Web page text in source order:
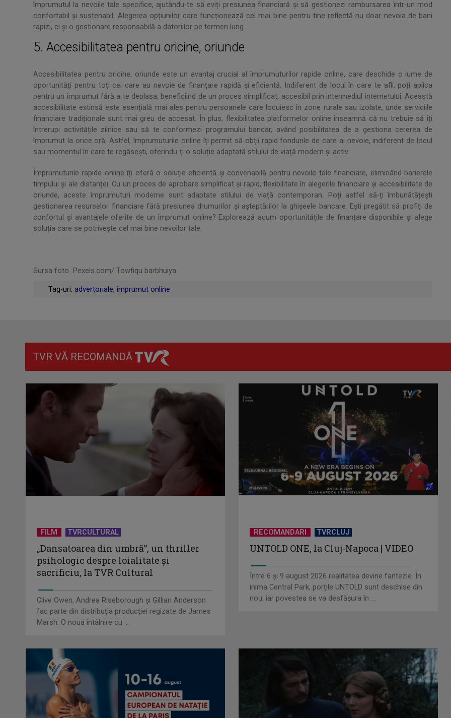
împrumutul la nevoile tale specifice, ajutându-te să eviți presiunea financiară și să gestionezi rambursarea într-un mod
confortabil și sustenabil. Alegerea opțiunilor care funcționează cel mai bine pentru tine reflectă nu doar nevoia de bani
rapizi, ci și o gestionare responsabilă a datoriilor pe termen lung.
5. Accesibilitatea pentru oricine, oriunde
Accesibilitatea pentru oricine, oriunde este un avantaj crucial al împrumuturilor rapide online, care deschide o lume de
oportunități pentru toți cei care au nevoie de finanțare rapidă și eficientă. Indiferent de locul în care te afli, poți aplica
pentru un împrumut fără a te deplasa, beneficiind de un proces simplificat, accesibil prin intermediul internetului. Această
accesibilitate extinsă este esențială mai ales pentru persoanele care locuiesc în zone rurale sau izolate, unde serviciile
financiare tradiționale sunt mai greu de accesat. În plus, flexibilitatea platformelor online înseamnă că nu trebuie să îți
întrerupi activitățile zilnice sau să te conformezi programului bancar, având posibilitatea de a gestiona cererea de
împrumut la orice oră. Astfel, împrumuturile online îți permit să obții rapid fondurile de care ai nevoie, indiferent de locul
sau momentul în care te regăsești, oferindu-ți o soluție adaptată stilului de viață modern și activ.
Împrumuturile rapide online îți oferă o soluție eficientă și convenabilă pentru nevoile tale financiare, eliminând barierele
timpului și ale distanței. Cu un proces de aprobare simplificat și rapid, flexibilitate în alegerile financiare și accesibilitate de
oriunde, aceste împrumuturi moderne sunt adaptate stilului de viață contemporan. Poți astfel să-ți îmbunătățești
gestionarea resurselor financiare fără presiunea drumurilor și așteptărilor la ghișeele bancare. Ești pregătit să profiți de
confortul și avantajele oferite de un împrumut online? Explorează acum oportunitățile de finanțare disponibile și alege
soluția care se potrivește cel mai bine nevoilor tale.
Sursa foto Pexels.com/ Towfiqu barbhuiya
Tag-uri: advertoriale,împrumut online
TVR VĂ RECOMANDĂ
FILM TVRCULTURAL
„Dansatoarea din umbră”, un thriller
psihologic despre loialitate și
sacrificiu, la TVR Cultural
Clive Owen, Andrea Riseborough şi Gillian Anderson
fac parte din distribuţia producţiei regizate de James
Marsh. O nouă întâlnire cu ...
RECOMANDARI TVRCLUJ
UNTOLD ONE, la Cluj-Napoca | VIDEO
Între 6 și 9 august 2026 realitatea devine fantezie. În
inima Central Park, porțile UNTOLD sunt deschise din
nou, iar povestea se va desfășura în ...